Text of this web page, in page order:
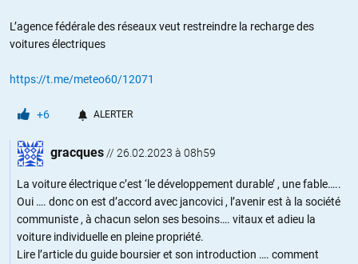
L’agence fédérale des réseaux veut restreindre la recharge des
voitures électriques
https://t.me/meteo60/12071
+6 ALERTER
gracques // 26.02.2023 à 08h59
La voiture électrique c’est ‘le développement durable’ , une fable…..
Oui …. donc on est d’accord avec jancovici , l’avenir est à la société
communiste , à chacun selon ses besoins…. vitaux et adieu la
voiture individuelle en pleine propriété.
Lire l’article du guide boursier et son introduction …. comment